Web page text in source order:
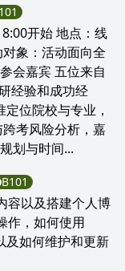
开始 地点：线
象：活动面向全
会嘉宾 五位来自
经验和成功经
位院校与专业，
跨考风险分析，嘉
划与时间...
B101
容以及搭建个人博
作，如何使用
及如何维护和更新